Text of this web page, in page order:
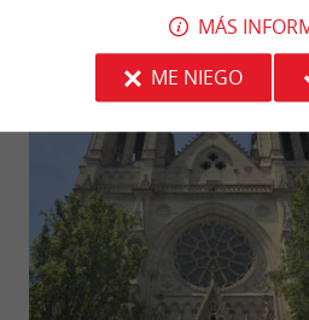
Descubrir
MÁS
ME NIEGO